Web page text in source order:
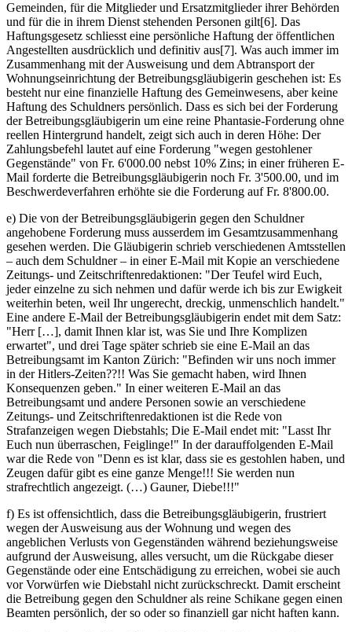
Gemeinden, für die Mitglieder und Ersatzmitglieder ihrer Behörden
und für die in ihrem Dienst stehenden Personen gilt[6]. Das
Haftungsgesetz schliesst eine persönliche Haftung der öffentlichen
Angestellten ausdrücklich und definitiv aus[7]. Was auch immer im
Zusammenhang mit der Ausweisung und dem Abtransport der
Wohnungseinrichtung der Betreibungsgläubigerin geschehen ist: Es
besteht nur eine finanzielle Haftung des Gemeinwesens, aber keine
Haftung des Schuldners persönlich. Dass es sich bei der Forderung
der Betreibungsgläubigerin um eine reine Phantasie-Forderung ohne
reellen Hintergrund handelt, zeigt sich auch in deren Höhe: Der
Zahlungsbefehl lautet auf eine Forderung "wegen gestohlener
Gegenstände" von Fr. 6'000.00 nebst 10% Zins; in einer früheren E-
Mail forderte die Betreibungsgläubigerin noch Fr. 3'500.00, und im
Beschwerdeverfahren erhöhte sie die Forderung auf Fr. 8'800.00.
e) Die von der Betreibungsgläubigerin gegen den Schuldner
angehobene Forderung muss ausserdem im Gesamtzusammenhang
gesehen werden. Die Gläubigerin schrieb verschiedenen Amtsstellen
– auch dem Schuldner – in einer E-Mail mit Kopie an verschiedene
Zeitungs- und Zeitschriftenredaktionen: "Der Teufel wird Euch,
jeder einzelne zu sich nehmen und dafür werde ich bis zur Ewigkeit
weiterhin beten, weil Ihr ungerecht, dreckig, unmenschlich handelt."
Eine andere E-Mail der Betreibungsgläubigerin endet mit dem Satz:
"Herr […], damit Ihnen klar ist, was Sie und Ihre Komplizen
erwartet", und drei Tage später schrieb sie eine E-Mail an das
Betreibungsamt im Kanton Zürich: "Befinden wir uns noch immer
in der Hitlers-Zeiten??!! Was Sie gemacht haben, wird Ihnen
Konsequenzen geben." In einer weiteren E-Mail an das
Betreibungsamt und andere Personen sowie an verschiedene
Zeitungs- und Zeitschriftenredaktionen ist die Rede von
Strafanzeigen wegen Diebstahls; Die E-Mail endet mit: "Lasst Ihr
Euch nun überraschen, Feiglinge!" In der darauffolgenden E-Mail
war die Rede von "Denn es ist klar, dass sie es gestohlen haben, und
Zeugen dafür gibt es eine ganze Menge!!! Sie werden nun
strafrechtlich angezeigt. (…) Gauner, Diebe!!!"
f) Es ist offensichtlich, dass die Betreibungsgläubigerin, frustriert
wegen der Ausweisung aus der Wohnung und wegen des
angeblichen Verlusts von Gegenständen während beziehungsweise
aufgrund der Ausweisung, alles versucht, um die Rückgabe dieser
Gegenstände oder eine Entschädigung zu erreichen, wobei sie auch
vor Vorwürfen wie Diebstahl nicht zurückschreckt. Damit erscheint
die Betreibung gegen den Schuldner als reine Schikane gegen einen
Beamten persönlich, der so oder so finanziell gar nicht haften kann.